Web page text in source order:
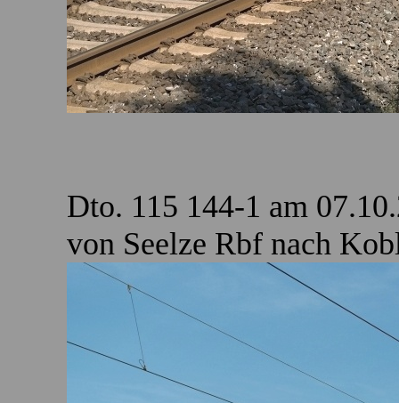
Dto. 115 144-1 am
von Seelze Rbf nach